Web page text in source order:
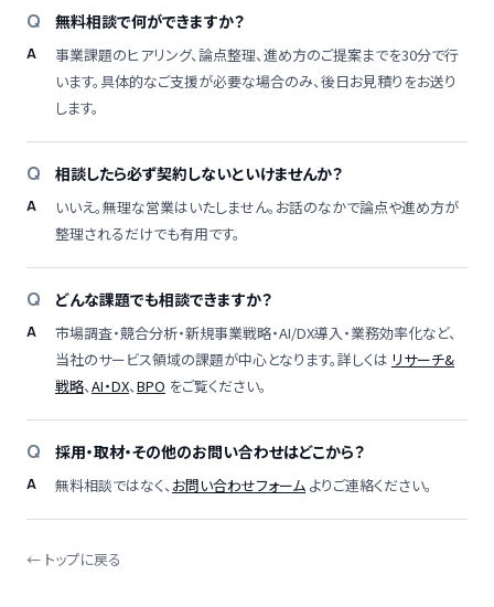
無料相談で何ができますか？
事業課題のヒアリング、論点整理、進め方のご提案までを30分で行
います。具体的なご支援が必要な場合のみ、後日お見積りをお送り
します。
相談したら必ず契約しないといけませんか？
いいえ。無理な営業はいたしません。お話のなかで論点や進め方が
整理されるだけでも有用です。
どんな課題でも相談できますか？
市場調査・競合分析・新規事業戦略・AI/DX導入・業務効率化など、
当社のサービス領域の課題が中心となります。詳しくは リサーチ&
戦略、AI・DX、BPO をご覧ください。
採用・取材・その他のお問い合わせはどこから？
無料相談ではなく、 お問い合わせフォーム よりご連絡ください。
← トップに戻る